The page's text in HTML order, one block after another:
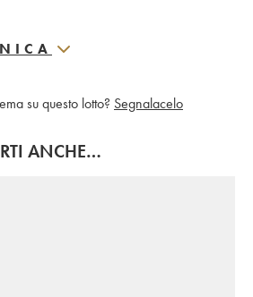
su questo lotto? Segnalacelo
ANCHE…